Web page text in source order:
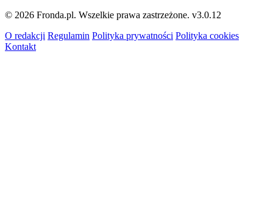
© 2026 Fronda.pl. Wszelkie prawa zastrzeżone. v3.0.12
O redakcji Regulamin Polityka prywatności Polityka cookies
Kontakt